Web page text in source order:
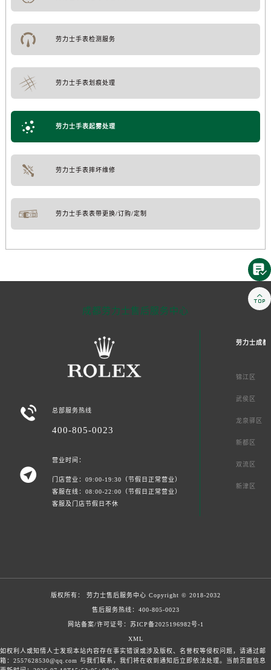
劳力士手表检测服务
劳力士手表划痕处理
劳力士手表起雾处理
劳力士手表摔坏维修
劳力士手表表带更换/订购/定制
成都劳力士售后服务中心
 总部服务热线
400-805-0023

营业时间：
门店营业：09:00-19:30（节假日正常营业）
客服在线：08:00-22:00（节假日正常营业）
客服及门店节假日不休
劳力士成都
锦江区
武侯区
龙泉驿区
新都区
双流区
新津区
版权所有： 劳力士售后服务中心 Copyright © 2018-2032
售后服务热线： 400-805-0023
网站备案/许可证号：苏ICP备2025196982号-1
XML
如权利人或知情人士发现本站内容存在事实错误或涉及版权、名誉权等侵权问题，请通过邮
箱：2557628530@qq.com 与我们联系，我们将在收到通知后立即依法处理。当前页面信息

